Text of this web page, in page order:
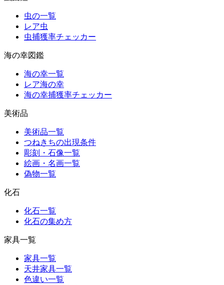
虫の一覧
レア虫
虫捕獲率チェッカー
海の幸図鑑
海の幸一覧
レア海の幸
海の幸捕獲率チェッカー
美術品
美術品一覧
つねきちの出現条件
彫刻・石像一覧
絵画・名画一覧
偽物一覧
化石
化石一覧
化石の集め方
家具一覧
家具一覧
天井家具一覧
色違い一覧